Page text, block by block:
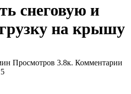
снеговую и
на крышу
Просмотров 3.8к. Комментарии